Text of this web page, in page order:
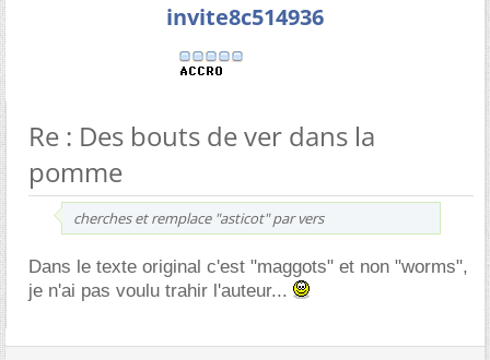
invite8c514936
Re : Des bouts de ver dans la
pomme
cherches et remplace "asticot" par vers
Dans le texte original c'est "maggots" et non "worms",
je n'ai pas voulu trahir l'auteur...